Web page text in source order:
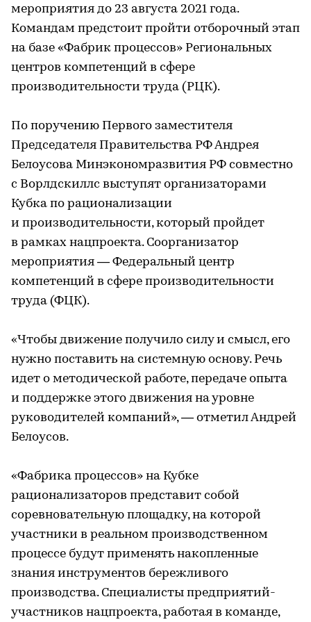
мероприятия до 23 августа 2021 года.
Командам предстоит пройти отборочный этап
на базе «Фабрик процессов» Региональных
центров компетенций в сфере
производительности труда (РЦК).
По поручению Первого заместителя
Председателя Правительства РФ Андрея
Белоусова Минэкономразвития РФ совместно
с Ворлдскиллс выступят организаторами
Кубка по рационализации
и производительности, который пройдет
в рамках нацпроекта. Соорганизатор
мероприятия — Федеральный центр
компетенций в сфере производительности
труда (ФЦК).
«Чтобы движение получило силу и смысл, его
нужно поставить на системную основу. Речь
идет о методической работе, передаче опыта
и поддержке этого движения на уровне
руководителей компаний», — отметил Андрей
Белоусов.
«Фабрика процессов» на Кубке
рационализаторов представит собой
соревновательную площадку, на которой
участники в реальном производственном
процессе будут применять накопленные
знания инструментов бережливого
производства. Специалисты предприятий-
участников нацпроекта, работая в команде,